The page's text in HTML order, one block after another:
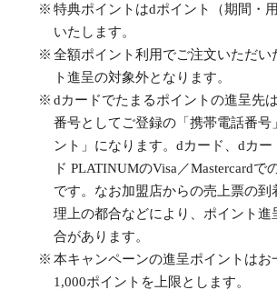
特典ポイントはdポイント（期間・
いたします。
全額ポイント利用でご注文いただい
ト進呈の対象外となります。
dカードでたまるポイントの進呈先
番号としてご登録の「携帯電話番号
ント」になります。dカード、dカー
ド PLATINUMのVisa／Mastercardで
です。なお加盟店からの売上票の到
理上の都合などにより、ポイント進
合があります。
本キャンペーンの進呈ポイントはお
1,000ポイントを上限とします。